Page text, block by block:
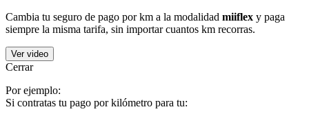
Cambia tu seguro de pago por km a la modalidad miiflex y paga
siempre la misma tarifa, sin importar cuantos km recorras.
Ver video
Cerrar
Por ejemplo:
Si contratas tu pago por kilómetro para tu: